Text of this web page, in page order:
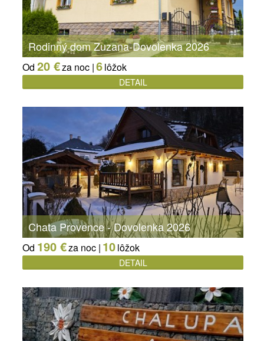
Rodinný dom Zuzana-Dovolenka 2026
Od 20 €za noc |6lôžok
DETAIL
Chata Provence - Dovolenka 2026
Od 190 €za noc | 10lôžok
DETAIL